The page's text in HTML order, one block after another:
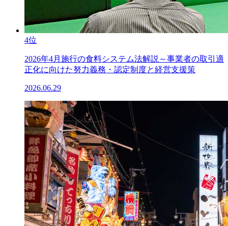
4位
2026年4月施行の食料システム法解説～事業者の取引適
正化に向けた努力義務・認定制度と経営支援策
2026.06.29